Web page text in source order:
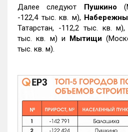
Далее следуют Пушкино
-122,4 тыс. кв. м),
Татарстан, -112,2 тыс. кв. м),
тыс. кв. м) и Мытищи
тыс. кв. м).